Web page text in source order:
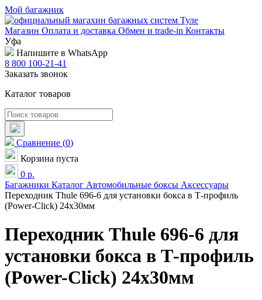
Мой багажник
Магазин Оплата и доставка Обмен и trade-in Контакты
Уфа
Напишите в WhatsApp
8 800 100-21-41
Заказать звонок
Каталог товаров
Сравнение (0)
Корзина пуста
0 р.
Багажники Каталог Автомобильные боксы Аксессуары
Переходник Thule 696-6 для установки бокса в Т-профиль
(Power-Click) 24х30мм
Переходник Thule 696-6 для
установки бокса в Т-профиль
(Power-Click) 24х30мм